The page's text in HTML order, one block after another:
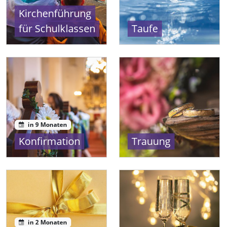
Taufe
in 9 Monaten
Konfirmation Trauung
in 2 Monaten
Kirchenführung
für Schulklassen